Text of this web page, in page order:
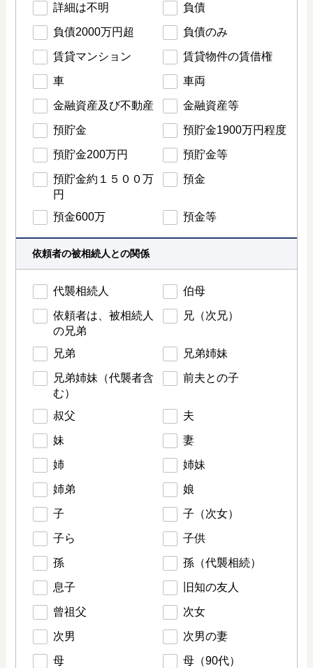
詳細は不明 負債
負債2000万円超 負債のみ
賃貸マンション 賃貸物件の賃借権
車 車両
金融資産及び不動産 金融資産等
預貯金 預貯金1900万円程度
預貯金200万円 預貯金等
預貯金約１５００万
円
預金
預金600万 預金等
依頼者の被相続人との関係
代襲相続人 伯母
依頼者は、被相続人
の兄弟
兄（次兄）
兄弟 兄弟姉妹
兄弟姉妹（代襲者含
む）
前夫との子
叔父 夫
妹 妻
姉 姉妹
姉弟 娘
子 子（次女）
子ら 子供
孫 孫（代襲相続）
息子 旧知の友人
曾祖父 次女
次男 次男の妻
母 母（90代）